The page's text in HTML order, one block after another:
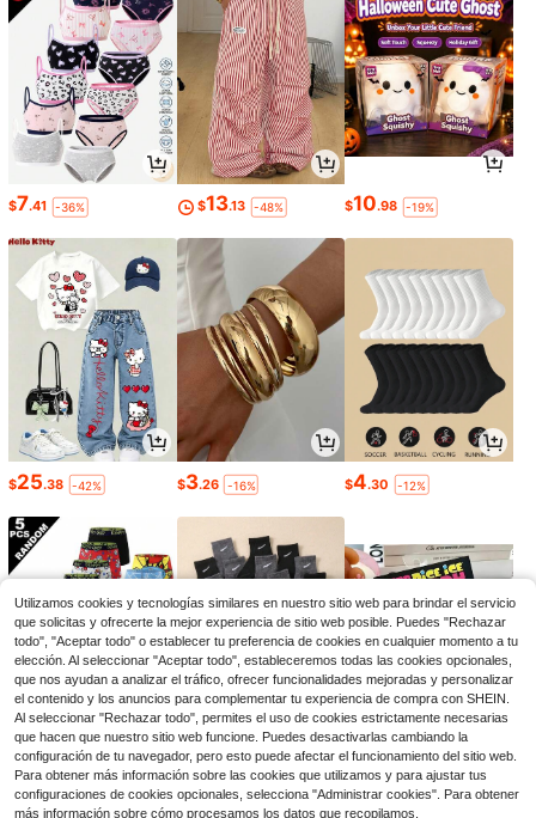
1
$7.41 -36% $13.13 -48% $10.98 -19%
$25.38 -42% $3.26 -16% $4.30 -12%
$7.37 -21% $3.44 -30% $5.67 -19%
Utilizamos cookies y tecnologías similares en nuestro sitio web para brindar el servicio
que solicitas y ofrecerte la mejor experiencia de sitio web posible. Puedes "Rechazar
todo", "Aceptar todo" o establecer tu preferencia de cookies en cualquier momento a tu
elección. Al seleccionar "Aceptar todo", estableceremos todas las cookies opcionales,
que nos ayudan a analizar el tráfico, ofrecer funcionalidades mejoradas y personalizar
el contenido y los anuncios para complementar tu experiencia de compra con SHEIN.
Al seleccionar "Rechazar todo", permites el uso de cookies estrictamente necesarias
que hacen que nuestro sitio web funcione. Puedes desactivarlas cambiando la
configuración de tu navegador, pero esto puede afectar el funcionamiento del sitio web.
Para obtener más información sobre las cookies que utilizamos y para ajustar tus
configuraciones de cookies opcionales, selecciona "Administrar cookies". Para obtener
más información sobre cómo procesamos los datos que recopilamos,